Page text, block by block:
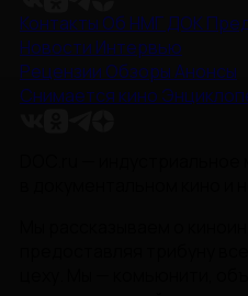
Контакты Об НМГ ДОК
Новости Интервью
Рецензии ОбзорыАнонсы
Снимается кино